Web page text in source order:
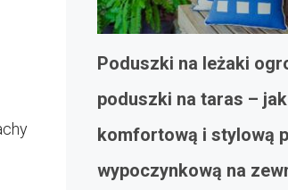
Poduszki na leżaki
poduszki na taras –
komfortową i stylową
wypoczynkową na